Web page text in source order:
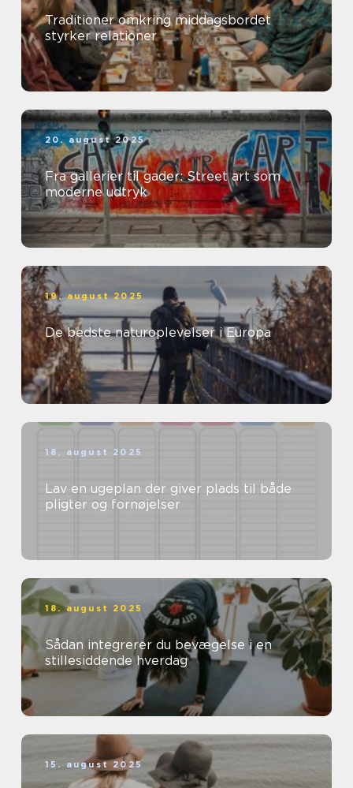
Traditioner omkring middagsbordet
styrker relationer
20. august 2025
Fra gallerier til gader: Street art som
moderne udtryk
19. august 2025
De bedste naturoplevelser i Europa
18. august 2025
Lav en ugeplan der giver plads til både
pligter og fornøjelser
18. august 2025
Sådan integrerer du bevægelse i en
stillesiddende hverdag
15. august 2025